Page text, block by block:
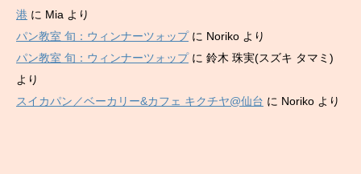
港 に Mia より
パン教室 旬：ウィンナーツォップに Noriko より
パン教室 旬：ウィンナーツォップに 鈴木 珠実(スズキ タマミ)
より
スイカパン／ベーカリー&カフェ キクチヤ@仙台 に Noriko より